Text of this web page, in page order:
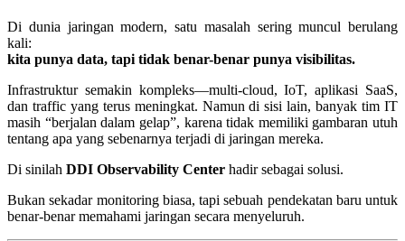
Di dunia jaringan modern, satu masalah sering muncul berulang
kali:
kita punya data, tapi tidak benar-benar punya visibilitas.
Infrastruktur semakin kompleks—multi-cloud, IoT, aplikasi SaaS,
dan traffic yang terus meningkat. Namun di sisi lain, banyak tim IT
masih “berjalan dalam gelap”, karena tidak memiliki gambaran utuh
tentang apa yang sebenarnya terjadi di jaringan mereka.
Di sinilah DDI Observability Center hadir sebagai solusi.
Bukan sekadar monitoring biasa, tapi sebuah pendekatan baru untuk
benar-benar memahami jaringan secara menyeluruh.